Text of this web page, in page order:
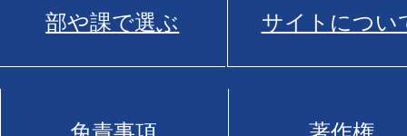
部や課で選ぶ サイトについ